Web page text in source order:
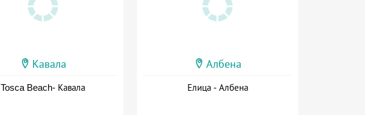
Кавала
Tosca Beach- Кавала
Албена
Елица - Албена